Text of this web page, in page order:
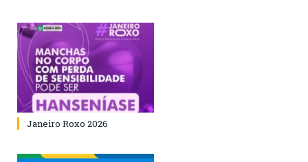
Janeiro Roxo 2026